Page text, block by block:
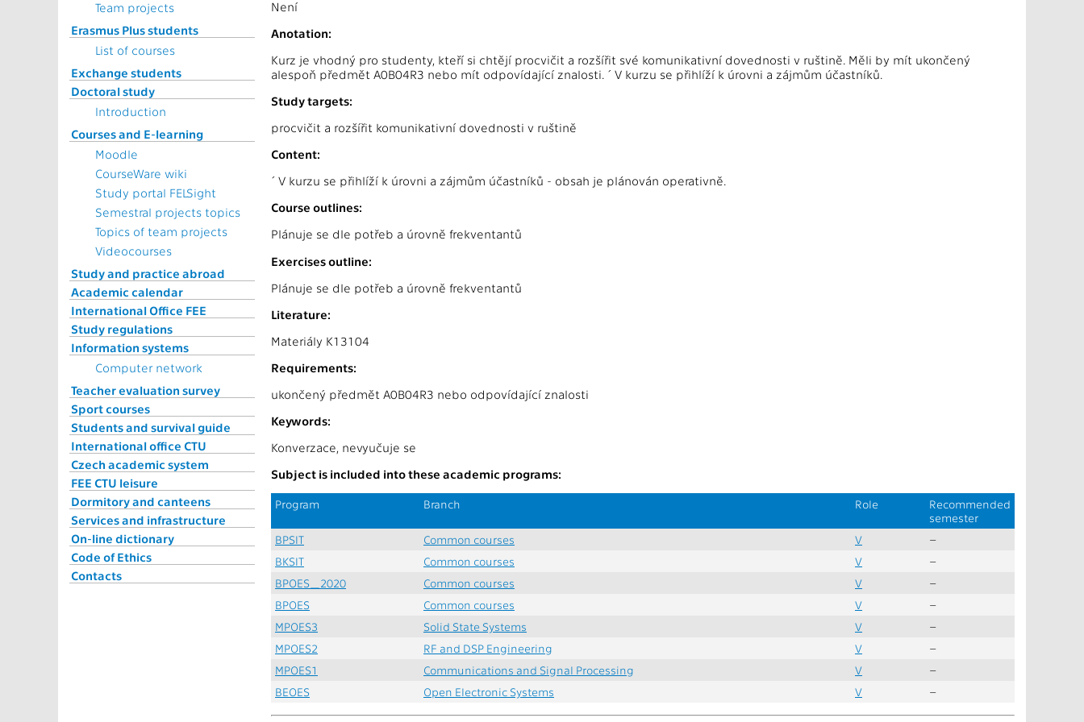
Team projects
Erasmus Plus students
List of courses
Exchange students
Doctoral study
Introduction
Courses and E-learning
Moodle
CourseWare wiki
Study portal FELSight
Semestral projects topics
Topics of team projects
Videocourses
Study and practice abroad
Academic calendar
International Office FEE
Study regulations
Information systems
Computer network
Teacher evaluation survey
Sport courses
Students and survival guide
International office CTU
Czech academic system
FEE CTU leisure
Dormitory and canteens
Services and infrastructure
On-line dictionary
Code of Ethics
Contacts
Není
Anotation:
Kurz je vhodný pro studenty, kteří si chtějí procvičit a rozšířit své komunikativní dovednosti v ruštině. Měli by mít ukončený
alespoň předmět A0B04R3 nebo mít odpovídající znalosti. ´V kurzu se přihlíží k úrovni a zájmům účastníků.
Study targets:
procvičit a rozšířit komunikativní dovednosti v ruštině
Content:
´V kurzu se přihlíží k úrovni a zájmům účastníků - obsah je plánován operativně.
Course outlines:
Plánuje se dle potřeb a úrovně frekventantů
Exercises outline:
Plánuje se dle potřeb a úrovně frekventantů
Literature:
Materiály K13104
Requirements:
ukončený předmět A0B04R3 nebo odpovídající znalosti
Keywords:
Konverzace, nevyučuje se
Subject is included into these academic programs:
Program Branch Role
Recommended
semester
BPSIT
Common courses V
–
BKSIT
Common courses V
–
BPOES_2020
Common courses V
–
BPOES
Common courses V
–
MPOES3
Solid State Systems V
–
MPOES2
RF and DSP Engineering V
–
MPOES1
Communications and Signal Processing V
–
BEOES
Open Electronic Systems V –